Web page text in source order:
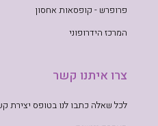
פרופרש - קופסאות אחסון
המרכז הידרופוני
צרו איתנו קשר
לכל שאלה כתבו לנו בטופס יצירת